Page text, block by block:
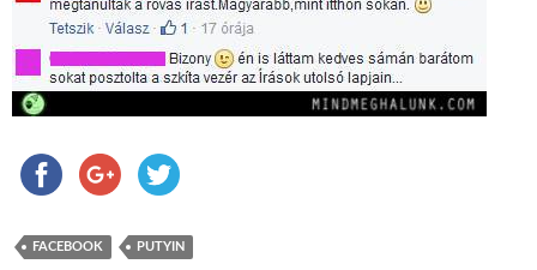
FACEBOOK PUTYIN